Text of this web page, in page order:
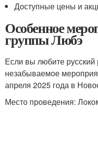
Доступные цены и
Особенное
группы Любэ
Если вы любите русский
незабываемое
апреля 2025 года в
Место проведения: